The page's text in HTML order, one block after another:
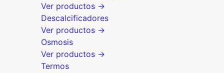
Ver productos →
Descalcificadores
Ver productos →
Osmosis
Ver productos →
Termos